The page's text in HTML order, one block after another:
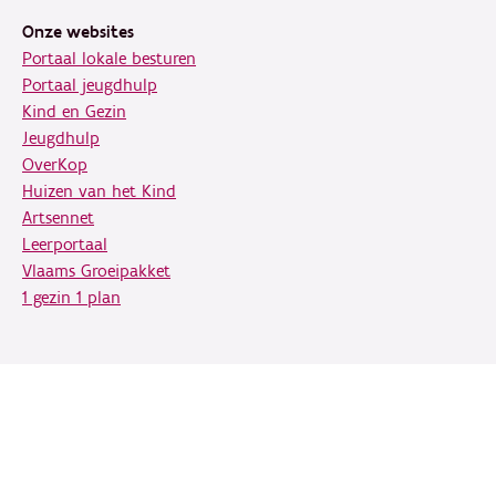
Onze websites
Portaal lokale besturen
Portaal jeugdhulp
Kind en Gezin
Jeugdhulp
OverKop
Huizen van het Kind
Artsennet
Leerportaal
Vlaams Groeipakket
1 gezin 1 plan